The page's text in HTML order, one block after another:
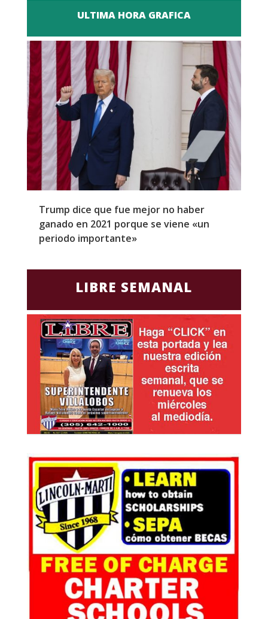
ULTIMA HORA GRAFICA
Trump dice que fue mejor no haber
ganado en 2021 porque se viene «un
periodo importante»
LIBRE SEMANAL